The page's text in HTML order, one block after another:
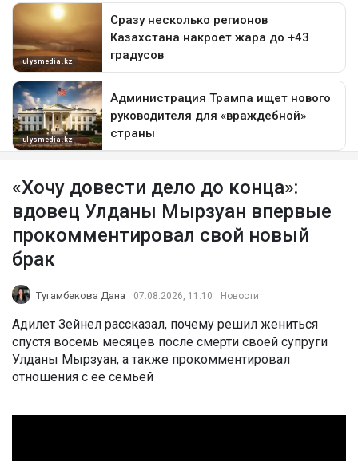
«Хочу довести дело до конца»:
вдовец Улданы Мырзуан впервые
прокомментировал свой новый
брак
Тугамбекова Дана 07.08.2026, 11:10 Новости
Адилет Зейнел рассказал, почему решил жениться
спустя восемь месяцев после смерти своей супруги
Улданы Мырзуан, а также прокомментировал
отношения с ее семьей